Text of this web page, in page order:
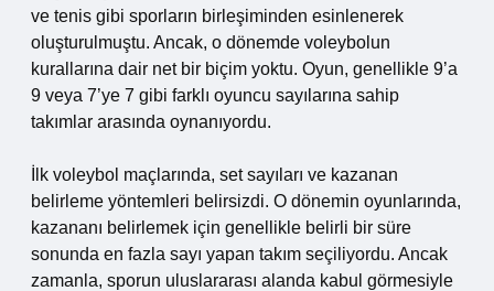
ve tenis gibi sporların birleşiminden esinlenerek
oluşturulmuştu. Ancak, o dönemde voleybolun
kurallarına dair net bir biçim yoktu. Oyun, genellikle 9’a
9 veya 7’ye 7 gibi farklı oyuncu sayılarına sahip
takımlar arasında oynanıyordu.
İlk voleybol maçlarında, set sayıları ve kazanan
belirleme yöntemleri belirsizdi. O dönemin oyunlarında,
kazananı belirlemek için genellikle belirli bir süre
sonunda en fazla sayı yapan takım seçiliyordu. Ancak
zamanla, sporun uluslararası alanda kabul görmesiyle